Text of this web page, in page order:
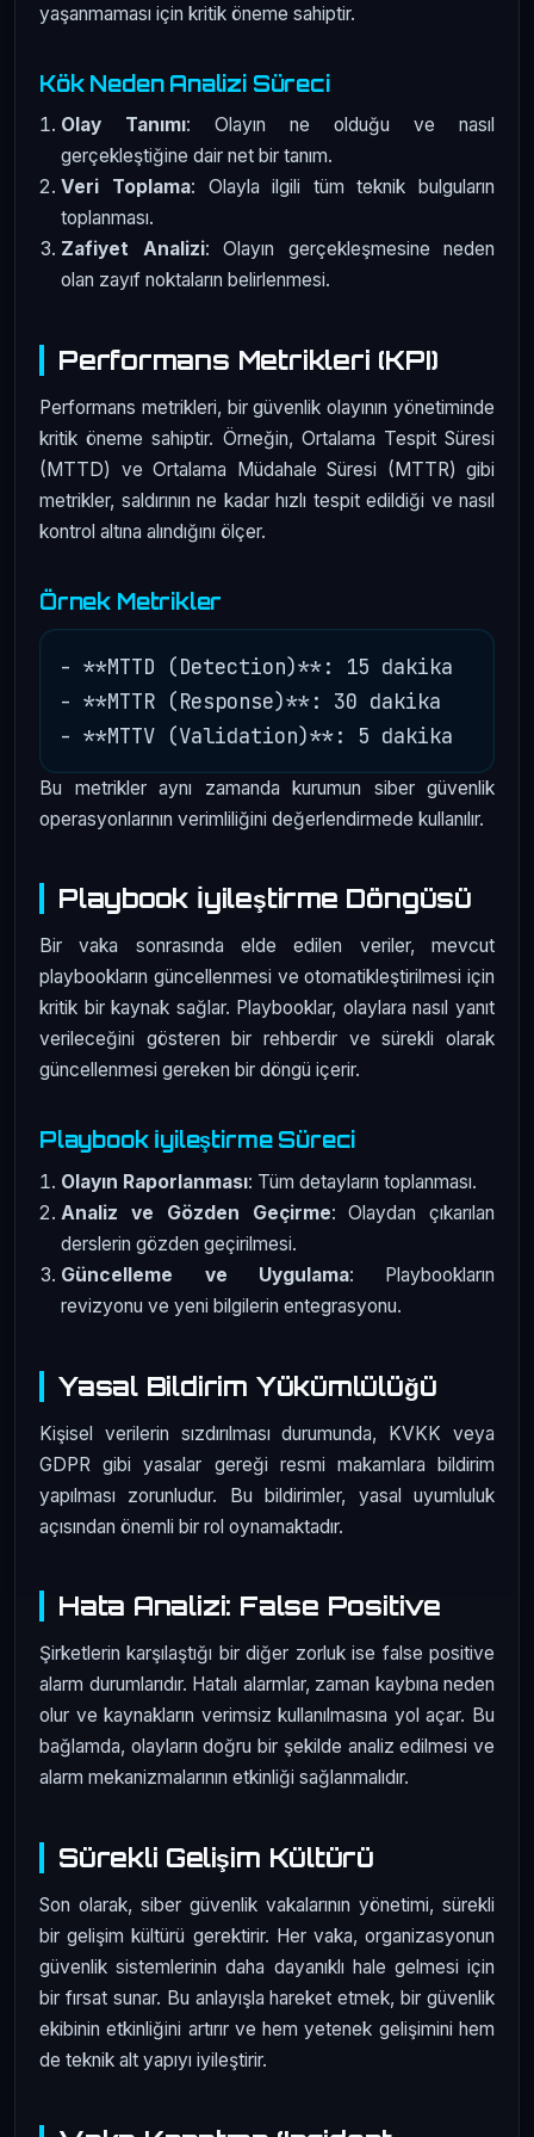
yaşanmaması için kritik öneme sahiptir.
Kök Neden Analizi Süreci
Olay Tanımı: Olayın ne olduğu ve nasıl
gerçekleştiğine dair net bir tanım.
Veri Toplama: Olayla ilgili tüm teknik bulguların
toplanması.
Zafiyet Analizi: Olayın gerçekleşmesine neden
olan zayıf noktaların belirlenmesi.
Performans Metrikleri (KPI)
Performans metrikleri, bir güvenlik olayının yönetiminde
kritik öneme sahiptir. Örneğin, Ortalama Tespit Süresi
(MTTD) ve Ortalama Müdahale Süresi (MTTR) gibi
metrikler, saldırının ne kadar hızlı tespit edildiği ve nasıl
kontrol altına alındığını ölçer.
Örnek Metrikler
- **MTTD (Detection)**: 15 dakika
- **MTTR (Response)**: 30 dakika
Bu metrikler aynı zamanda kurumun siber güvenlik
operasyonlarının verimliliğini değerlendirmede kullanılır.
Playbook İyileştirme Döngüsü
Bir vaka sonrasında elde edilen veriler, mevcut
playbookların güncellenmesi ve otomatikleştirilmesi için
kritik bir kaynak sağlar. Playbooklar, olaylara nasıl yanıt
verileceğini gösteren bir rehberdir ve sürekli olarak
güncellenmesi gereken bir döngü içerir.
Playbook İyileştirme Süreci
Olayın Raporlanması: Tüm detayların toplanması.
Analiz ve Gözden Geçirme: Olaydan çıkarılan
derslerin gözden geçirilmesi.
Güncelleme ve Uygulama: Playbookların
revizyonu ve yeni bilgilerin entegrasyonu.
Yasal Bildirim Yükümlülüğü
Kişisel verilerin sızdırılması durumunda, KVKK veya
GDPR gibi yasalar gereği resmi makamlara bildirim
yapılması zorunludur. Bu bildirimler, yasal uyumluluk
açısından önemli bir rol oynamaktadır.
Hata Analizi: False Positive
Şirketlerin karşılaştığı bir diğer zorluk ise false positive
alarm durumlarıdır. Hatalı alarmlar, zaman kaybına neden
olur ve kaynakların verimsiz kullanılmasına yol açar. Bu
bağlamda, olayların doğru bir şekilde analiz edilmesi ve
alarm mekanizmalarının etkinliği sağlanmalıdır.
Sürekli Gelişim Kültürü
Son olarak, siber güvenlik vakalarının yönetimi, sürekli
bir gelişim kültürü gerektirir. Her vaka, organizasyonun
güvenlik sistemlerinin daha dayanıklı hale gelmesi için
bir fırsat sunar. Bu anlayışla hareket etmek, bir güvenlik
ekibinin etkinliğini artırır ve hem yetenek gelişimini hem
de teknik alt yapıyı iyileştirir.